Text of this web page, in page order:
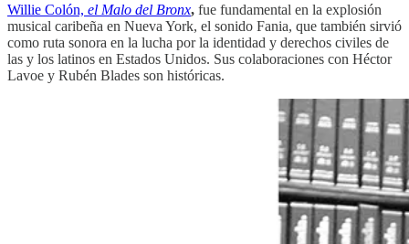
Willie Colón, el Malo del Bronx, fue fundamental en la explosión
musical caribeña en Nueva York, el sonido Fania, que también sirvió
como ruta sonora en la lucha por la identidad y derechos civiles de
las y los latinos en Estados Unidos. Sus colaboraciones con Héctor
Lavoe y Rubén Blades son históricas.